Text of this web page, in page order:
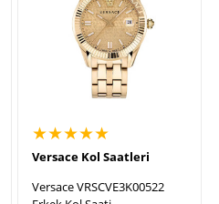
★★★★★
Versace Kol Saatleri
Versace VRSCVE3K00522